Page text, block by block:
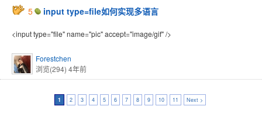
5 input type=file如何实现多语言
<input type="file" name="pic" accept="image/gif" />
Forestchen
浏览(294) 4年前
1 2 3 4 5 6 7 8 9 10 11 Next >